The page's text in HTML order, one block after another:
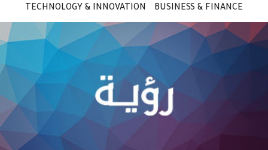
TECHNOLOGY & INNOVATION BUSINESS & FINANCE